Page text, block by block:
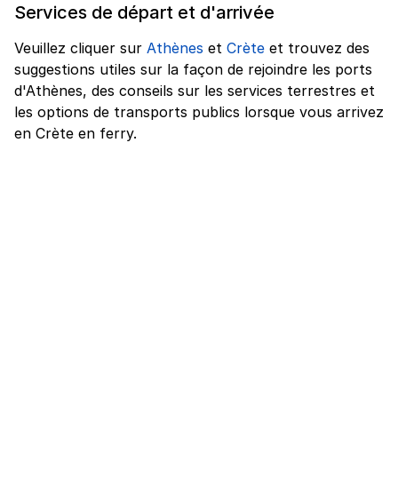
Services de départ et d'arrivée
Veuillez cliquer sur Athènes et Crète et trouvez des
suggestions utiles sur la façon de rejoindre les ports
d'Athènes, des conseils sur les services terrestres et
les options de transports publics lorsque vous arrivez
en Crète en ferry.